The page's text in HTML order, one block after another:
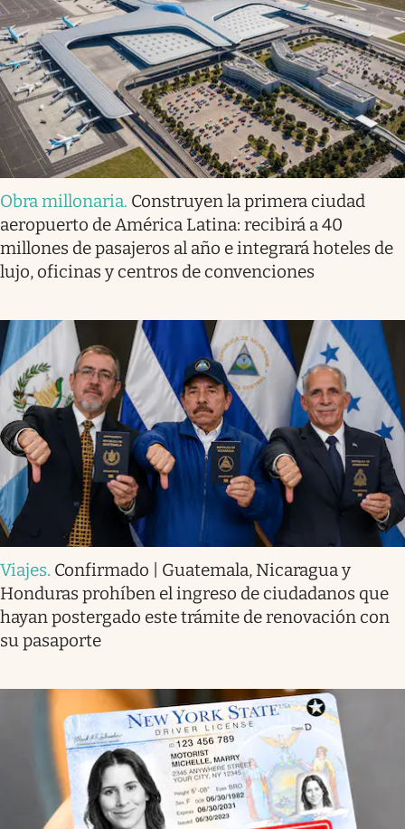
Obra millonaria. Construyen la primera ciudad
aeropuerto de América Latina: recibirá a 40
millones de pasajeros al año e integrará hoteles de
lujo, oficinas y centros de convenciones
Viajes. Confirmado | Guatemala, Nicaragua y
Honduras prohíben el ingreso de ciudadanos que
hayan postergado este trámite de renovación con
su pasaporte